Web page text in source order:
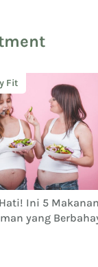
Fit
Ini 5
yang